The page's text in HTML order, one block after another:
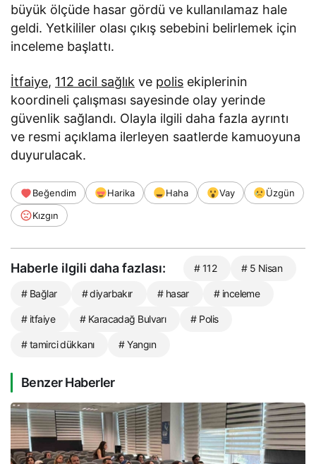
büyük ölçüde hasar gördü ve kullanılamaz hale
geldi. Yetkililer olası çıkış sebebini belirlemek için
inceleme başlattı.
İtfaiye, 112 acil sağlık ve polis ekiplerinin
koordineli çalışması sayesinde olay yerinde
güvenlik sağlandı. Olayla ilgili daha fazla ayrıntı
ve resmi açıklama ilerleyen saatlerde kamuoyuna
duyurulacak.
Beğendim Harika Haha Vay
Üzgün
Kızgın
Haberle ilgili daha fazlası: # 112 # 5 Nisan
# Bağlar # diyarbakır # hasar # inceleme
# itfaiye # Karacadağ Bulvarı # Polis
# tamirci dükkanı # Yangın
Benzer Haberler